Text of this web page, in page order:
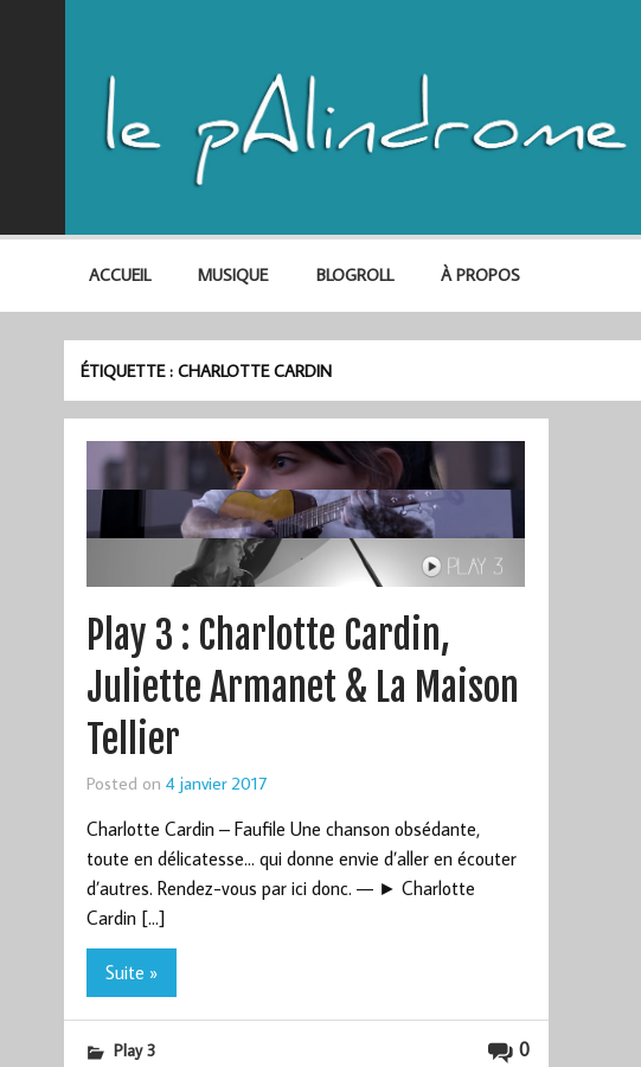
ACCUEIL MUSIQUE BLOGROLL À PROPOS
ÉTIQUETTE :CHARLOTTE CARDIN
Play 3 : Charlotte Cardin,
Juliette Armanet & La Maison
Tellier
Posted on 4 janvier 2017
Charlotte Cardin – Faufile Une chanson obsédante,
toute en délicatesse… qui donne envie d’aller en écouter
d’autres. Rendez-vous par ici donc. — ► Charlotte
Cardin […]
Suite »
0
Play 3